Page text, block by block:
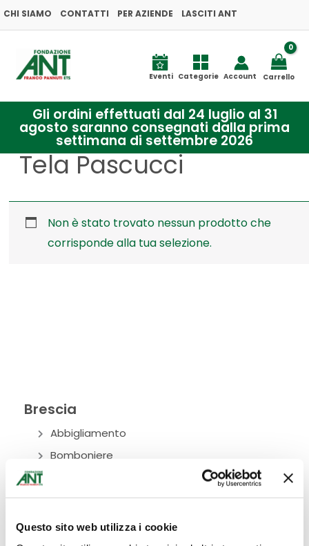
Questo sito web utilizza i cookie
Vai
al
contenuto
CHI SIAMO CONTATTI PER AZIENDE LASCITI ANT
Eventi Categorie Account Carrello
Gli ordini effettuati dal 24 luglio al 31
agosto saranno consegnati dalla prima
settimana di settembre 2026
Brescia
Abbigliamento
Bomboniere
Ciclamini
Cura del corpo
Tela Pascucci
Non è stato trovato nessun prodotto che
corrisponde alla tua selezione.